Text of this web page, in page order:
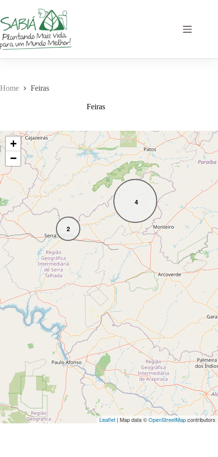
o
conteúdo
Home Feiras
Feiras
2
4
+
−
Leaflet | Map data ©OpenStreetMapcontributors